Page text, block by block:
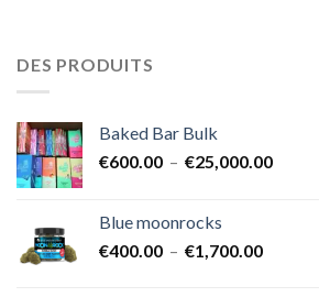
DES PRODUITS
Baked Bar Bulk
€600.00 – €25,000.00Plage
Blue moonrocks
€400.00 – €1,700.00Plage